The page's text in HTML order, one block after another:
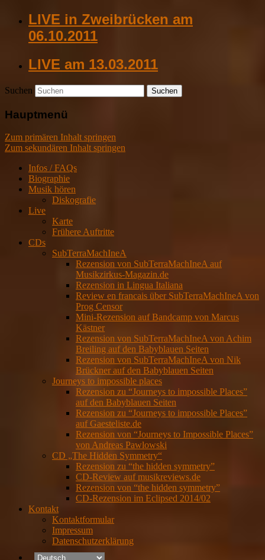
LIVE in Zweibrücken am
06.10.2011
LIVE am 13.03.2011
Suchen
Hauptmenü
Zum primären Inhalt springen
Zum sekundären Inhalt springen
Infos / FAQs
Biographie
Musik hören
Diskografie
Live
Karte
Frühere Auftritte
CDs
SubTerraMachIneA
Rezension von SubTerraMachIneA auf
Musikzirkus-Magazin.de
Rezension in Lingua Italiana
Review en francais über SubTerraMachIneA von
Prog Censor
Mini-Rezension auf Bandcamp von Marcus
Kästner
Rezension von SubTerraMachIneA von Achim
Breiling auf den Babyblauen Seiten
Rezension von SubTerraMachIneA von Nik
Brückner auf den Babyblauen Seiten
Journeys to impossible places
Rezension zu “Journeys to impossible Places”
auf den Babyblauen Seiten
Rezension zu “Journeys to impossible Places”
auf Gaesteliste.de
Rezension von “Journeys to Impossible Places”
von Andreas Pawlowski
CD „The Hidden Symmetry“
Rezension zu “the hidden symmetry”
CD-Review auf musikreviews.de
Rezension von “the hidden symmetry”
CD-Rezension im Eclipsed 2014/02
Kontakt
Kontaktformular
Impressum
Datenschutzerklärung